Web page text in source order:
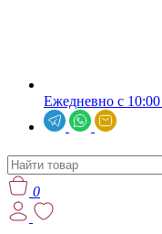
Ежедневно с
0